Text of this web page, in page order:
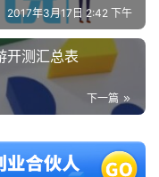
2017年3月17日 2:42 下午
开测汇总表
下一篇